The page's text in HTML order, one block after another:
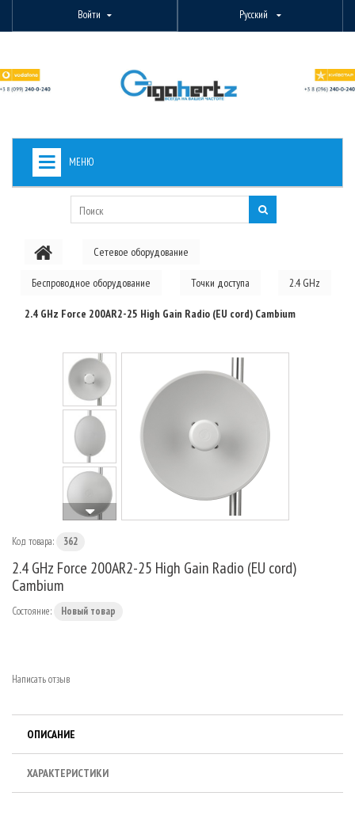
Войти Русский
МЕНЮ
PON ОБОРУДОВАНИЕ
МАРШРУТИЗАТОРЫ
Сетевое оборудование
Беспроводное оборудование Точки доступа 2.4 GHz
2.4 GHz Force 200AR2-25 High Gain Radio (EU cord) Cambium
Код товара: 362
2.4 GHz Force 200AR2-25 High Gain Radio (EU cord)
Cambium
Состояние: Новый товар
Написать отзыв
ОПИСАНИЕ
ХАРАКТЕРИСТИКИ